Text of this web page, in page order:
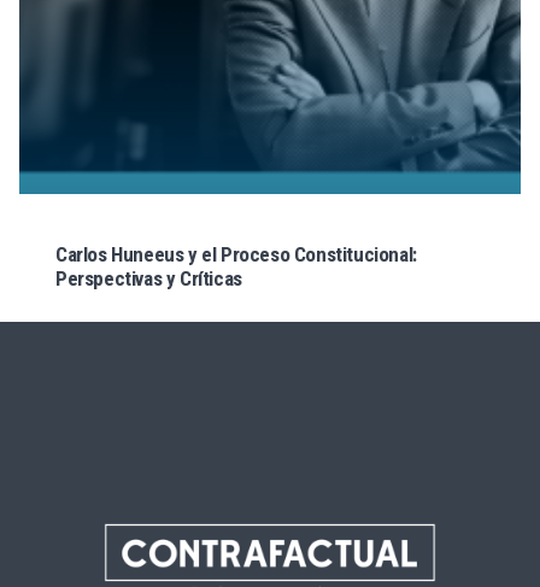
Carlos Huneeus y el Proceso Constitucional:
Perspectivas y Críticas